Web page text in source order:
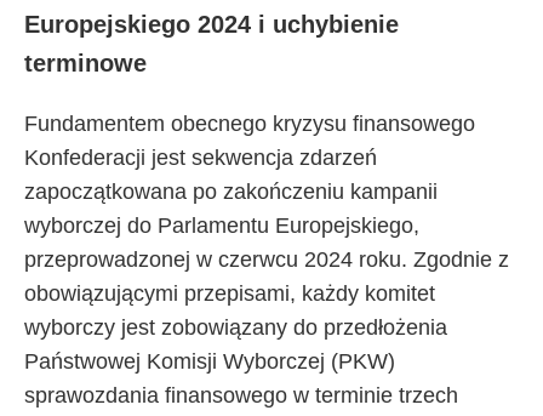
Europejskiego 2024 i uchybienie
terminowe
Fundamentem obecnego kryzysu finansowego
Konfederacji jest sekwencja zdarzeń
zapoczątkowana po zakończeniu kampanii
wyborczej do Parlamentu Europejskiego,
przeprowadzonej w czerwcu 2024 roku. Zgodnie z
obowiązującymi przepisami, każdy komitet
wyborczy jest zobowiązany do przedłożenia
Państwowej Komisji Wyborczej (PKW)
sprawozdania finansowego w terminie trzech